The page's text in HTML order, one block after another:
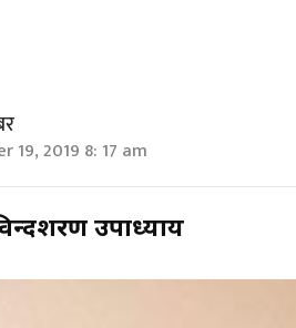
19, 2019 8: 17 am
उपाध्याय